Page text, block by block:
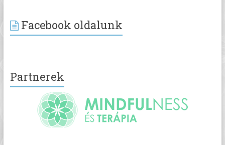
Facebook oldalunk
Partnerek